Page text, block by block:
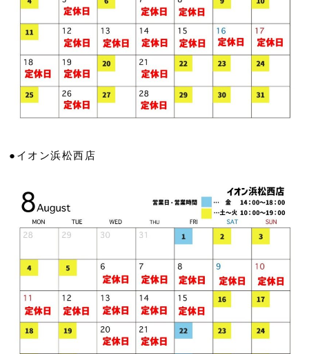
●イオン浜松西店